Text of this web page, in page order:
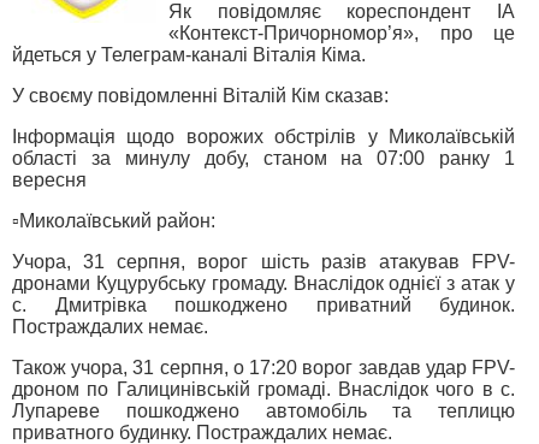
Як повідомляє кореспондент ІА
«Контекст-Причорномор’я», про це
йдеться у Телеграм-каналі Віталія Кіма.
У своєму повідомленні Віталій Кім сказав:
Інформація щодо ворожих обстрілів у Миколаївській
області за минулу добу, станом на 07:00 ранку 1
вересня
▫️Миколаївський район:
Учора, 31 серпня, ворог шість разів атакував FPV-
дронами Куцурубську громаду. Внаслідок однієї з атак у
с. Дмитрівка пошкоджено приватний будинок.
Постраждалих немає.
Також учора, 31 серпня, о 17:20 ворог завдав удар FPV-
дроном по Галицинівській громаді. Внаслідок чого в с.
Лупареве пошкоджено автомобіль та теплицю
приватного будинку. Постраждалих немає.